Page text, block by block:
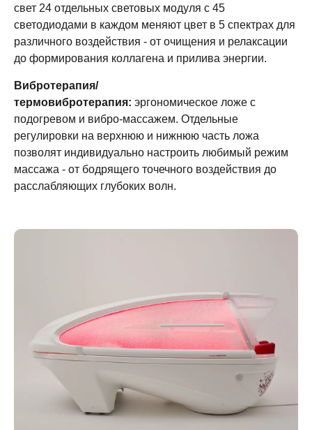
свет 24 отдельных световых модуля с 45
светодиодами в каждом меняют цвет в 5 спектрах для
различного воздействия - от очищения и релаксации
до формирования коллагена и прилива энергии.
Вибротерапия/
термовибротерапия: эргономическое ложе с
подогревом и вибро-массажем. Отдельные
регулировки на верхнюю и нижнюю часть ложа
позволят индивидуально настроить любимый режим
массажа - от бодрящего точечного воздействия до
расслабляющих глубоких волн.